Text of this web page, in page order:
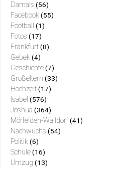
Damals (56)
Facebook (55)
Football (1)
Fotos (17)
Frankfurt (8)
Gebek (4)
Geschichte (7)
Großeltern (33)
Hochzeit (17)
Isabel (576)
Joshua (364)
Mörfelden-Walldorf (41)
Nachwuchs (54)
Politik (6)
Schule (16)
Umzug (13)